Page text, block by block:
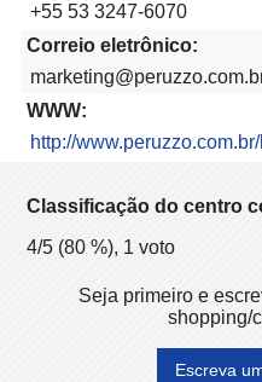
+55 53 3247-6070
Correio eletrônico:
WWW:
http://
Classificação do centro
4/5 (80 %), 1 voto
Seja primeiro e
shopping/
Escreva